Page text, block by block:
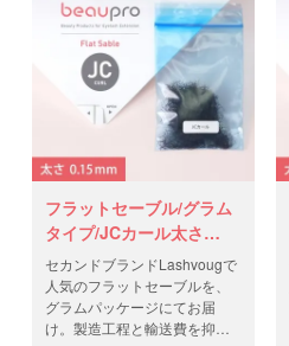
フラットセーブル/グラム
タイプ/JCカール太さ
0.15mm
セカンドブランドLashvougで
人気のフラットセーブルを、
グラムパッケージにてお届
け。製造工程と輸送費を抑